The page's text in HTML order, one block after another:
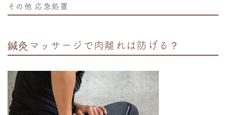
その他 応急処置
鍼灸マッサージで肉離れは防げる？